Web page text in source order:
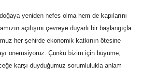
yeniden nefes olma hem de kapılarını
açılışını çevreye duyarlı bir başlangıçla
her şehirde ekonomik katkının ötesine
önemsiyoruz. Çünkü bizim için büyüme;
karşı duyduğumuz sorumlulukla anlam